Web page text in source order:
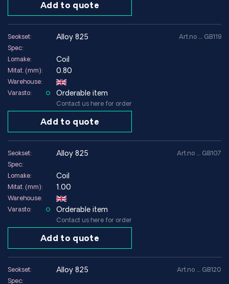
Add to quote
Seokset: alloy 825
Spec:
Lomake:
Coil
Mitat. (mm): 0.80
Warehouse:
Varasto:
Orderable item
Contact us here for order
Add to quote
Art.no .... GB119
Seokset: alloy 825
Spec:
Lomake:
Coil
Mitat. (mm): 1.00
Warehouse:
Varasto:
Orderable item
Contact us here for order
Add to quote
Art.no .... GB107
Seokset: alloy 825
Spec:
Art.no .... GB120